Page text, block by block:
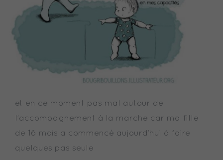
et en ce moment pas mal autour de
l’accompagnement à la marche car ma fille
de 16 mois a commencé aujourd’hui à faire
quelques pas seule